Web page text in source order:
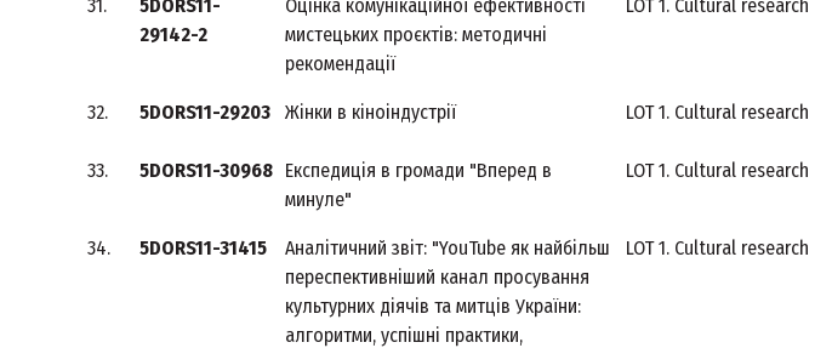
31.
5DORS11-
29142-2
Оцінка комунікаційної ефективності
мистецьких проєктів: методичні
рекомендації
LOT 1. Cultural research
32. 5DORS11-29203 Жінки в кіноіндустрії LOT 1. Cultural research
33. 5DORS11-30968 Експедиція в громади "Вперед в
минуле"
LOT 1. Cultural research
34. 5DORS11-31415
Аналітичний звіт: "YouTube як найбільш
переспективніший канал просування
культурних діячів та митців України:
алгоритми, успішні практики,
LOT 1. Cultural research